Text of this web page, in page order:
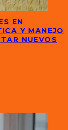
EN
Y MANEJO
NUEVOS